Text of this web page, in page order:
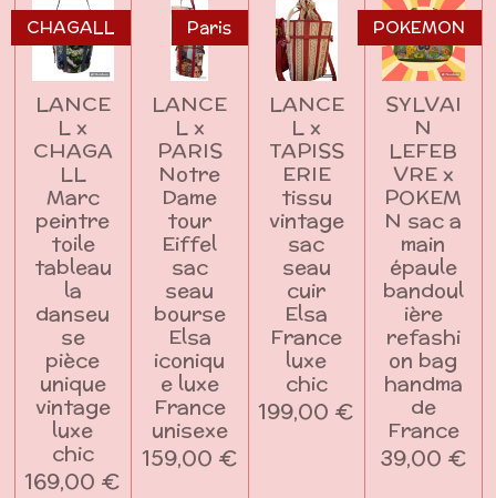
CHAGALL
LANCE
L x
CHAGA
LL
Marc
peintre
toile
tableau
la
danseu
se
pièce
unique
vintage
luxe
chic
169,00 €
Paris
LANCE
L x
PARIS
Notre
Dame
tour
Eiffel
sac
seau
bourse
Elsa
iconiqu
e luxe
France
unisexe
159,00 €
LANCE
L x
TAPISS
ERIE
tissu
vintage
sac
seau
cuir
Elsa
France
luxe
chic
199,00 €
POKEMON
SYLVAI
N
LEFEB
VRE x
POKEM
N sac a
main
épaule
bandoul
ière
refashi
on bag
handma
de
France
39,00 €